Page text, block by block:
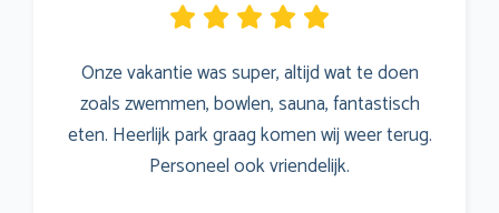
Onze vakantie was super, altijd wat te doen
zoals zwemmen, bowlen, sauna, fantastisch
eten. Heerlijk park graag komen wij weer terug.
Personeel ook vriendelijk.